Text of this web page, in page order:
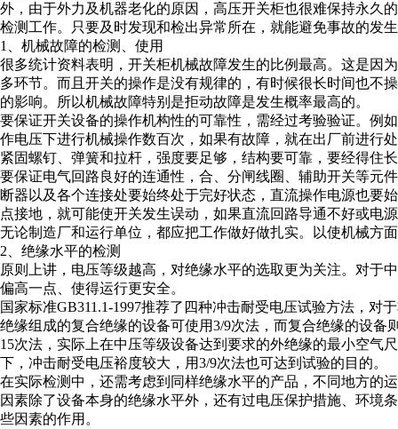
外，由于外力及机器老化的原因，高压开关柜也很难保持永久
检测工作。只要及时发现和检出异常所在，就能避免事故的发
1、机械故障的检测、使用
很多统计资料表明，开关柜机械故障发生的比例最高。这是因
多环节。而且开关的操作是没有规律的，有时候很长时间也不
的影响。所以机械故障特别是拒动故障是发生概率最高的。
要保证开关设备的操作机构性的可靠性，需经过考验验证。例
作电压下进行机械操作数百次，如果有故障，就在出厂前进行
紧固螺钉、弹簧和拉杆，强度要足够，结构要可靠，要经得住
要保证电气回路良好的连通性，合、分闸线圈、辅助开关等元
断器以及各个连接处要始终处于完好状态，直流操作电源也要
点接地，就可能使开关发生误动，如果直流回路导通不好或电
无论制造厂和运行单位，都应把工作做好做扎实。以使机械方
2、绝缘水平的检测
原则上讲，电压等级越高，对绝缘水平的选取更为关注。对于
偏高一点、使得运行更安全。
国家标准GB311.1-1997推荐了四种冲击耐受电压试验方法，
绝缘组成的复合绝缘的设备可使用3/9次法，而复合绝缘的设
15次法，实际上在中压等级设备达到要求的外绝缘的最小空气
下，冲击耐受电压裕度较大，用3/9次法也可达到试验的目的。
在实际检测中，还需考虑到同样绝缘水平的产品，不同地方的
因素除了设备本身的绝缘水平外，还有过电压保护措施、环境
些因素的作用。